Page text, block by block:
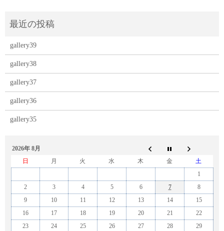
gallery39
gallery38
gallery37
gallery36
gallery35
2026年 8月
日
月 火 水 木 金
土
1
2
3 4 5 6 7
8
9
10 11 12 13 14
15
16
17 18 19 20 21
22
23
24 25 26 27 28 29